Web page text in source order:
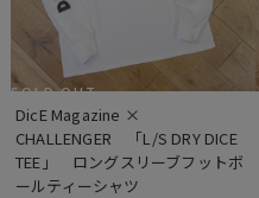
SOLD OUT
DicE Magazine ×
CHALLENGER　「L/S DRY DICE
TEE」　ロングスリーブフットボ
ールティーシャツ